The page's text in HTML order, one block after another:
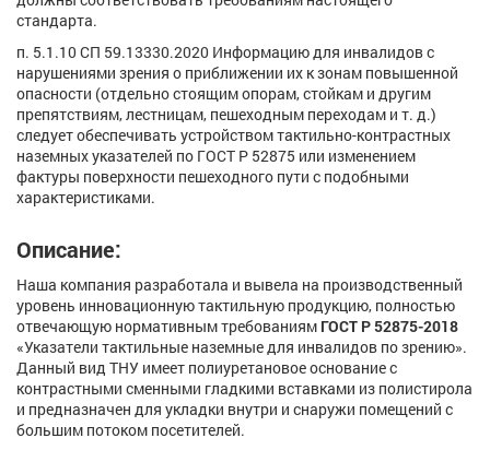
стандарта.
п. 5.1.10 СП 59.13330.2020 Информацию для инвалидов с
нарушениями зрения о приближении их к зонам повышенной
опасности (отдельно стоящим опорам, стойкам и другим
препятствиям, лестницам, пешеходным переходам и т. д.)
следует обеспечивать устройством тактильно-контрастных
наземных указателей по ГОСТ Р 52875 или изменением
фактуры поверхности пешеходного пути с подобными
характеристиками.
Описание:
Наша компания разработала и вывела на производственный
уровень инновационную тактильную продукцию, полностью
отвечающую нормативным требованиям ГОСТ Р 52875-2018
«Указатели тактильные наземные для инвалидов по зрению».
Данный вид ТНУ имеет полиуретановое основание с
контрастными сменными гладкими вставками из полистирола
и предназначен для укладки внутри и снаружи помещений с
большим потоком посетителей.